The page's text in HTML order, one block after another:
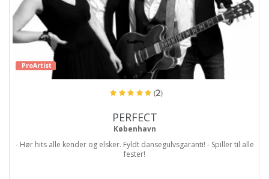
ProArtist
(2)
PERFECT
København
- Hør hits alle kender og elsker. Fyldt dansegulvsgaranti! - Spiller til alle
fester!